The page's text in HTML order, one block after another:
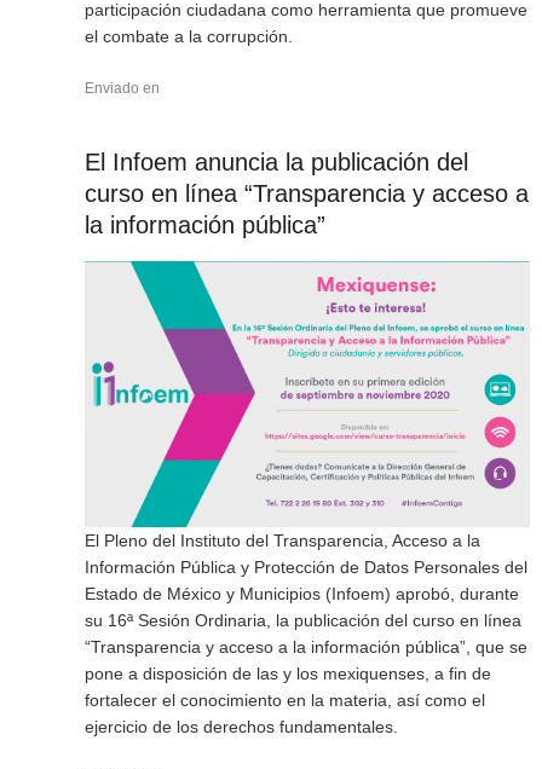
participación ciudadana como herramienta que promueve
el combate a la corrupción.
Enviado en
El Infoem anuncia la publicación del
curso en línea “Transparencia y acceso a
la información pública”
El Pleno del Instituto del Transparencia, Acceso a la
Información Pública y Protección de Datos Personales del
Estado de México y Municipios (Infoem) aprobó, durante
su 16ª Sesión Ordinaria, la publicación del curso en línea
“Transparencia y acceso a la información pública”, que se
pone a disposición de las y los mexiquenses, a fin de
fortalecer el conocimiento en la materia, así como el
ejercicio de los derechos fundamentales.